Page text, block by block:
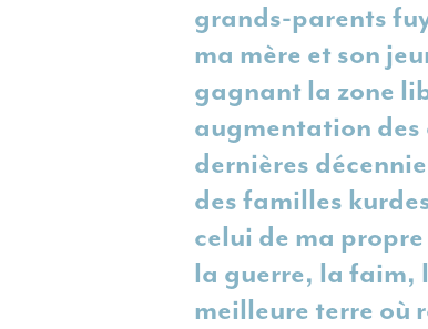
grands-parents
ma mère et son
gagnant la zone
augmentation des
dernières
des familles
celui de ma
la guerre, la faim,
meilleure terre où